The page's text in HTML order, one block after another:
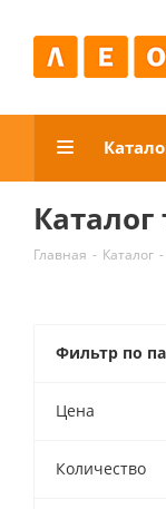
Главная - Каталог -
Фильтр по
Цена
Количество